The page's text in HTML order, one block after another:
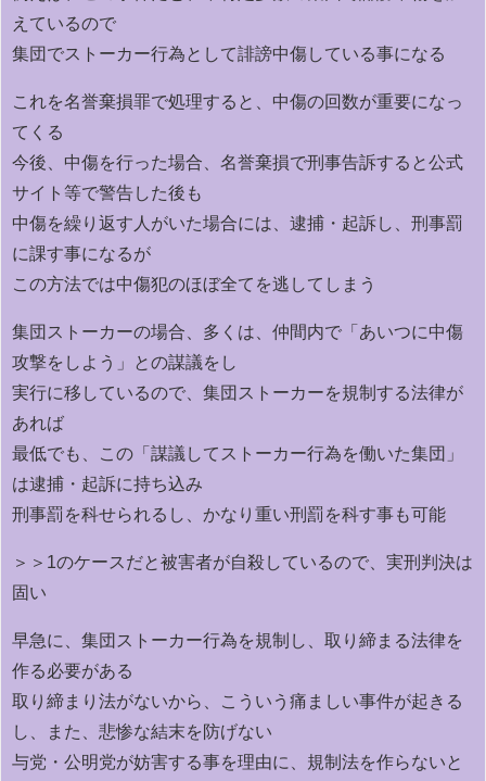
えているので
集団でストーカー行為として誹謗中傷している事になる
これを名誉棄損罪で処理すると、中傷の回数が重要になっ
てくる
今後、中傷を行った場合、名誉棄損で刑事告訴すると公式
サイト等で警告した後も
中傷を繰り返す人がいた場合には、逮捕・起訴し、刑事罰
に課す事になるが
この方法では中傷犯のほぼ全てを逃してしまう
集団ストーカーの場合、多くは、仲間内で「あいつに中傷
攻撃をしよう」との謀議をし
実行に移しているので、集団ストーカーを規制する法律が
あれば
最低でも、この「謀議してストーカー行為を働いた集団」
は逮捕・起訴に持ち込み
刑事罰を科せられるし、かなり重い刑罰を科す事も可能
＞＞1のケースだと被害者が自殺しているので、実刑判決は
固い
早急に、集団ストーカー行為を規制し、取り締まる法律を
作る必要がある
取り締まり法がないから、こういう痛ましい事件が起きる
し、また、悲惨な結末を防げない
与党・公明党が妨害する事を理由に、規制法を作らないと